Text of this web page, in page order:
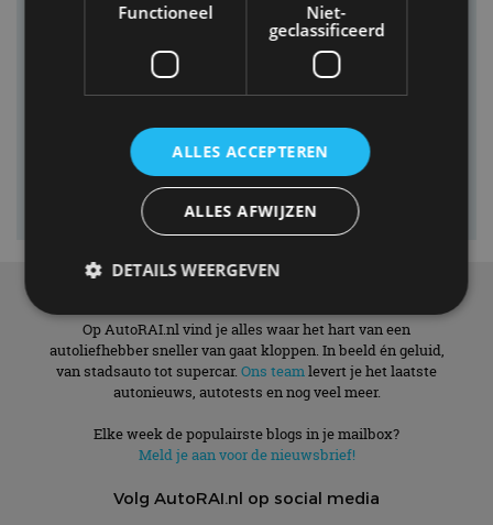
Op AutoRAI.nl vind je alles waar het hart van een
autoliefhebber sneller van gaat kloppen. In beeld én geluid,
van stadsauto tot supercar. Ons team levert je het laatste
autonieuws, autotests en nog veel meer.
Elke week de populairste blogs in je mailbox?
Meld je aan voor de nieuwsbrief!
Volg AutoRAI.nl op social media
Functioneel
Niet-
geclassificeerd
ALLES ACCEPTEREN
ALLES AFWIJZEN
DETAILS WEERGEVEN
Strikt noodzakelijk Prestatie
Targeting
Functioneel
Niet-geclassificeerd
Strikt noodzakelijke cookies maken de
kernfunctionaliteiten van de website mogelijk, zoals
gebruikersaanmelding en accountbeheer. De
strikt noodzakelijke cookies.